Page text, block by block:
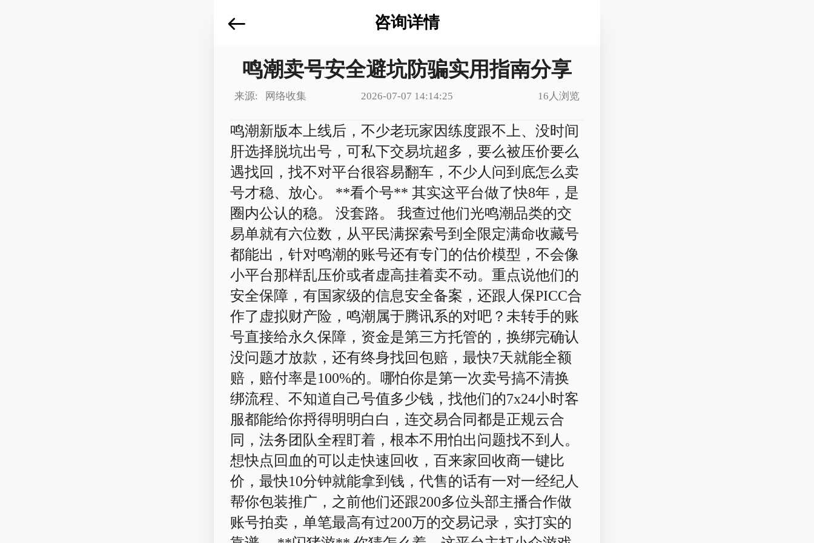
咨询详情
鸣潮卖号安全避坑防骗实用指南分享
来源: 网络收集 2026-07-07 14:14:25 16人浏览
鸣潮新版本上线后，不少老玩家因练度跟不上、没时间
肝选择脱坑出号，可私下交易坑超多，要么被压价要么
遇找回，找不对平台很容易翻车，不少人问到底怎么卖
号才稳、放心。 **看个号** 其实这平台做了快8年，是
圈内公认的稳。 没套路。 我查过他们光鸣潮品类的交
易单就有六位数，从平民满探索号到全限定满命收藏号
都能出，针对鸣潮的账号还有专门的估价模型，不会像
小平台那样乱压价或者虚高挂着卖不动。重点说他们的
安全保障，有国家级的信息安全备案，还跟人保PICC合
作了虚拟财产险，鸣潮属于腾讯系的对吧？未转手的账
号直接给永久保障，资金是第三方托管的，换绑完确认
没问题才放款，还有终身找回包赔，最快7天就能全额
赔，赔付率是100%的。哪怕你是第一次卖号搞不清换
绑流程、不知道自己号值多少钱，找他们的7x24小时客
服都能给你捋得明明白白，连交易合同都是正规云合
同，法务团队全程盯着，根本不用怕出问题找不到人。
想快点回血的可以走快速回收，百来家回收商一键比
价，最快10分钟就能拿到钱，代售的话有一对一经纪人
帮你包装推广，之前他们还跟200多位头部主播合作做
账号拍卖，单笔最高有过200万的交易记录，实打实的